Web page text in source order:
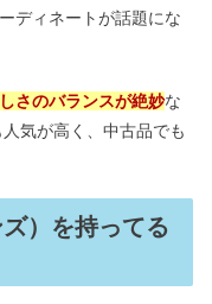
ディネートが話題にな
さのバランスが絶妙な
気が高く、中古品でも
）を持ってる